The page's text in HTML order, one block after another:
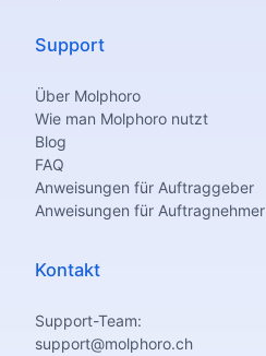
Support
Über Molphoro
Wie man Molphoro nutzt
Blog
FAQ
Anweisungen für Auftraggeber
Anweisungen für Auftragnehmer
Kontakt
Support-Team:
support@molphoro.ch